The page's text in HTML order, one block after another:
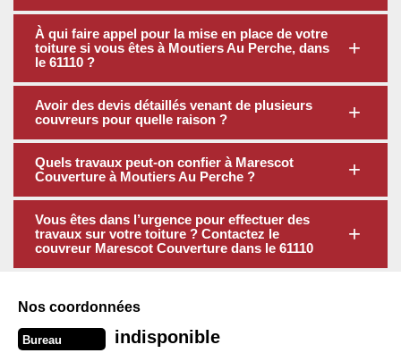
À qui faire appel pour la mise en place de votre
toiture si vous êtes à Moutiers Au Perche, dans
le 61110 ?
Avoir des devis détaillés venant de plusieurs
couvreurs pour quelle raison ?
Quels travaux peut-on confier à Marescot
Couverture à Moutiers Au Perche ?
Vous êtes dans l’urgence pour effectuer des
travaux sur votre toiture ? Contactez le
couvreur Marescot Couverture dans le 61110
Nos coordonnées
Bureau indisponible